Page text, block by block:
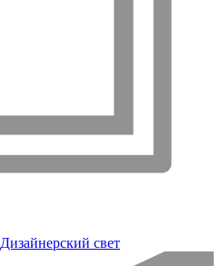
Дизайнерский свет